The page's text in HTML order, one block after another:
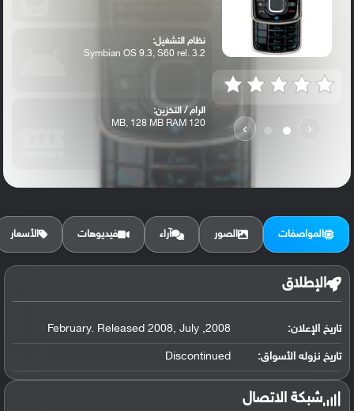
‹
›
نظام التشغيل:
Symbian OS 9.3, S60 rel. 3.2
الرام / التخزين:
120 MB, 128 MB RAM
الكاميرا الأساسية:
المواصفات الصور آراء فيديوهات الأسعار
الإطلاق
تاريخ الإعلان: 2008, February. Released 2008, July
تاريخ نزوله الأسواق: Discontinued
شبكة الاتصال